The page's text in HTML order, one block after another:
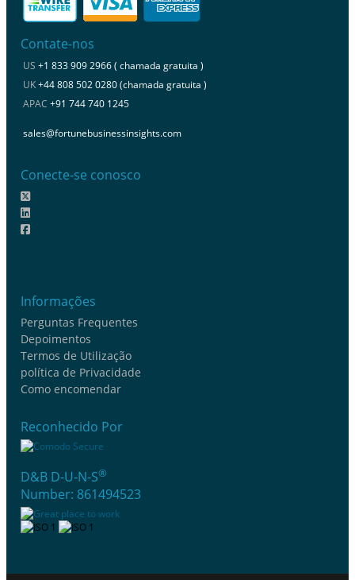
Contate-nos
US +1 833 909 2966 ( chamada gratuita )
UK+44 808 502 0280 (chamada gratuita )
APAC +91 744 740 1245
sales@fortunebusinessinsights.com
Conecte-se conosco
Informações
Perguntas Frequentes
Depoimentos
Termos de Utilização
política de Privacidade
Como encomendar
Reconhecido Por
D&B D-U-N-S®
Number: 861494523